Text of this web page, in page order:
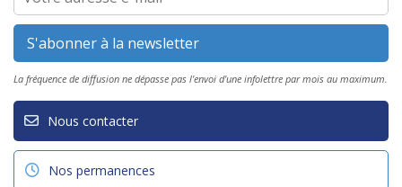
La fréquence de diffusion ne dépasse pas l'envoi d'une infolettre par mois au maximum.
Nous contacter
Nos permanences